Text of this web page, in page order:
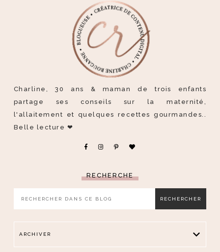
Charline, 30 ans & maman de trois enfants
partage ses conseils sur la maternité,
l'allaitement et quelques recettes gourmandes..
Belle lecture ❤
RECHERCHE
ARCHIVER